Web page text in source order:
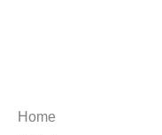
Home